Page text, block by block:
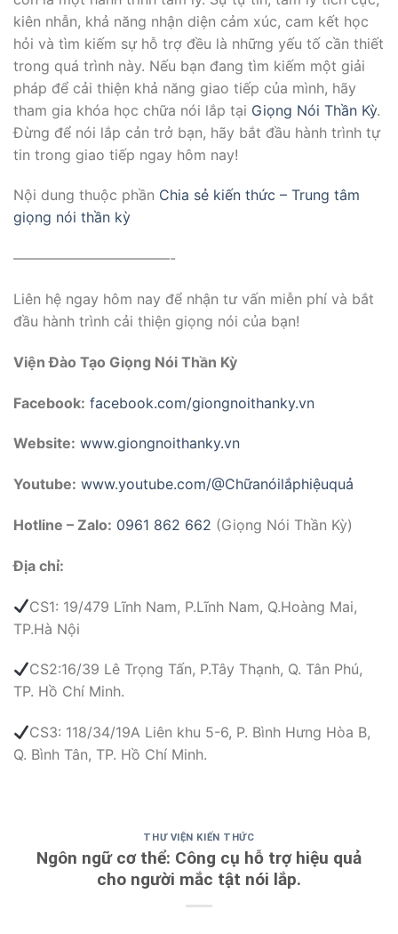
kiên nhẫn, khả năng nhận diện cảm xúc, cam kết học
hỏi và tìm kiếm sự hỗ trợ đều là những yếu tố cần thiết
trong quá trình này. Nếu bạn đang tìm kiếm một giải
pháp để cải thiện khả năng giao tiếp của mình, hãy
tham gia khóa học chữa nói lắp tại Giọng Nói Thần Kỳ.
Đừng để nói lắp cản trở bạn, hãy bắt đầu hành trình tự
tin trong giao tiếp ngay hôm nay!
Nội dung thuộc phần Chia sẻ kiến thức – Trung tâm
giọng nói thần kỳ
———————————-
Liên hệ ngay hôm nay để nhận tư vấn miễn phí và bắt
đầu hành trình cải thiện giọng nói của bạn!
Viện Đào Tạo Giọng Nói Thần Kỳ
Facebook: facebook.com/giongnoithanky.vn
Website: www.giongnoithanky.vn
Youtube: www.youtube.com/@Chữanóilắphiệuquả
Hotline – Zalo: 0961 862 662 (Giọng Nói Thần Kỳ)
Địa chỉ:
CS1: 19/479 Lĩnh Nam, P.Lĩnh Nam, Q.Hoàng Mai,
TP.Hà Nội
CS2:16/39 Lê Trọng Tấn, P.Tây Thạnh, Q. Tân Phú,
TP. Hồ Chí Minh.
CS3: 118/34/19A Liên khu 5-6, P. Bình Hưng Hòa B,
Q. Bình Tân, TP. Hồ Chí Minh.
THƯ VIỆN KIẾN THỨC
Ngôn ngữ cơ thể: Công cụ hỗ trợ hiệu quả
cho người mắc tật nói lắp.